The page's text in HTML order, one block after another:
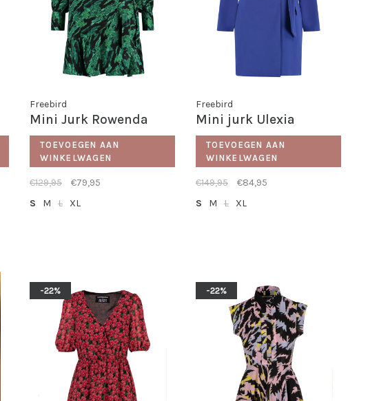
Freebird
Mini Jurk Rowenda
TOEVOEGEN AAN
WINKELWAGEN
€129,95
€79,95
S
M L XL
Freebird
Mini jurk Ulexia
TOEVOEGEN AAN
WINKELWAGEN
€149,95
€84,95
S
M L XL
-22% -22%